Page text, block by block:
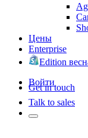
Цены
Enterprise
Edition
Войти
Get in touch
Talk to sales